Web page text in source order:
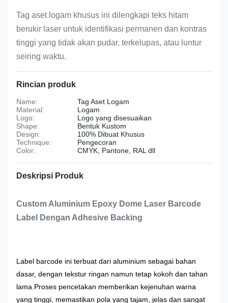
Tag aset logam khusus ini dilengkapi teks hitam
berukir laser untuk identifikasi permanen dan kontras
tinggi yang tidak akan pudar, terkelupas, atau luntur
seiring waktu.
Rincian produk
Name:
Tag Aset Logam
Material:
Logam
Logo:
Logo yang disesuaikan
Shape:
Bentuk Kustom
Design:
100% Dibuat Khusus
Technique:
Pengecoran
Color:
CMYK, Pantone, RAL dll
Deskripsi Produk
Custom Aluminium Epoxy Dome Laser Barcode
Label Dengan Adhesive Backing
Label barcode ini terbuat dari aluminium sebagai bahan
dasar, dengan tekstur ringan namun tetap kokoh dan tahan
lama. Proses pencetakan memberikan kejenuhan warna
yang tinggi, memastikan pola yang tajam, jelas dan sangat